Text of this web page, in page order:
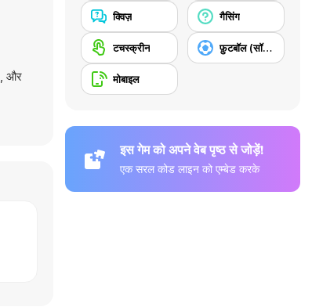
, और
क्विज़ गैसिंग
टचस्क्रीन फ़ुटबॉल (सॉकर)
मोबाइल
इस गेम को अपने वेब पृष्ठ से जोड़ें!
एक सरल कोड लाइन को एम्बेड करके